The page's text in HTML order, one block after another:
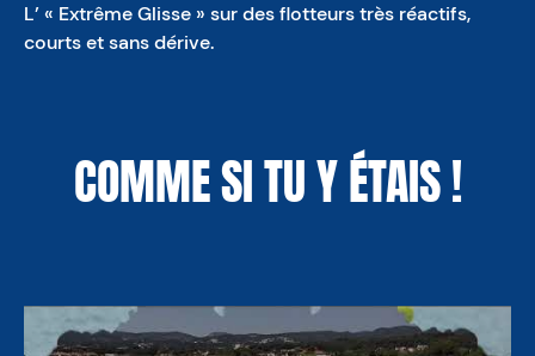
L’ « Extrême Glisse » sur des flotteurs très réactifs,
courts et sans dérive.
COMME SI TU Y ÉTAIS !